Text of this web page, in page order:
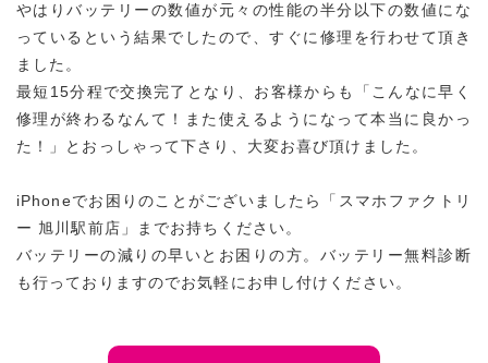
やはりバッテリーの数値が元々の性能の半分以下の数値にな
っているという結果でしたので、すぐに修理を行わせて頂き
ました。
最短15分程で交換完了となり、お客様からも「こんなに早く
修理が終わるなんて！また使えるようになって本当に良かっ
た！」とおっしゃって下さり、大変お喜び頂けました。
iPhoneでお困りのことがございましたら「スマホファクトリ
ー 旭川駅前店」までお持ちください。
バッテリーの減りの早いとお困りの方。バッテリー無料診断
も行っておりますのでお気軽にお申し付けください。